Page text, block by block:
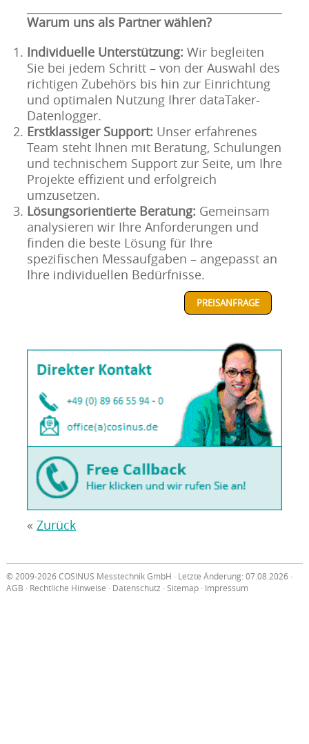
Warum uns als Partner wählen?
Individuelle Unterstützung: Wir begleiten
Sie bei jedem Schritt – von der Auswahl des
richtigen Zubehörs bis hin zur Einrichtung
und optimalen Nutzung Ihrer dataTaker-
Datenlogger.
Erstklassiger Support: Unser erfahrenes
Team steht Ihnen mit Beratung, Schulungen
und technischem Support zur Seite, um Ihre
Projekte effizient und erfolgreich
umzusetzen.
Lösungsorientierte Beratung: Gemeinsam
analysieren wir Ihre Anforderungen und
finden die beste Lösung für Ihre
spezifischen Messaufgaben – angepasst an
Ihre individuellen Bedürfnisse.
PREISANFRAGE
« Zurück
© 2009-2026 COSINUS Messtechnik GmbH · Letzte Änderung: 07.08.2026 ·
AGB · Rechtliche Hinweise · Datenschutz · Sitemap· Impressum